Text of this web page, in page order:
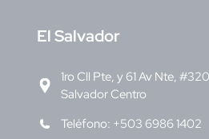
El Salvador
1ro Cll Pte, y 61 Av Nte,
Salvador Centro
Teléfono: +503 6986 1402